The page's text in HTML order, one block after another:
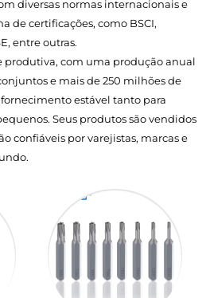
diversas normas internacionais e
de certificações, como BSCI,
entre outras.
produtiva, com uma produção anual
e mais de 250 milhões de
estável tanto para
Seus produtos são vendidos
confiáveis por varejistas, marcas e